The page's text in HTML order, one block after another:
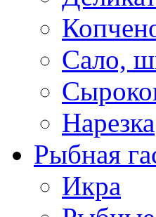
Сало,
Нарезка
Рыбная
Икра